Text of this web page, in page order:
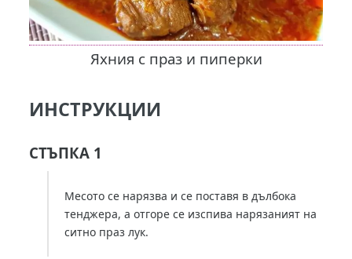
Яхния с праз и пиперки
ИНСТРУКЦИИ
СТЪПКА 1
Месото се нарязва и се поставя в дълбока
тенджера, а отгоре се изспива нарязаният на
ситно праз лук.